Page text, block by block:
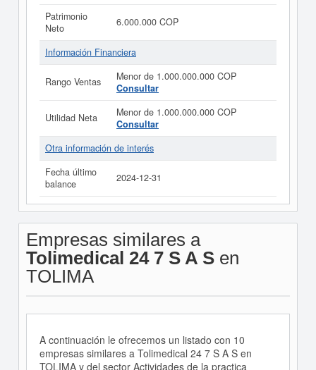
Patrimonio
Neto
6.000.000 COP
Información Financiera
Rango Ventas
Menor de 1.000.000.000 COP
Consultar
Utilidad Neta
Menor de 1.000.000.000 COP
Consultar
Otra información de interés
Fecha último
balance
2024-12-31
Empresas similares a
Tolimedical 24 7 S A Sen
TOLIMA
A continuación le ofrecemos un listado con 10
empresas similares a Tolimedical 24 7 S A S en
TOLIMA y del sector Actividades de la practica